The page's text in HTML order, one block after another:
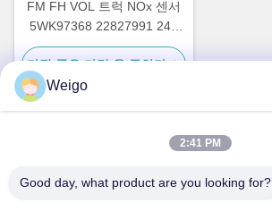
FM FH VOL 트럭 NOx 센서
5WK97368 22827991 24V
12개월 보증
가장 좋은 가격 을 구하라
Weigo
2:41 PM
Good day, what product are you looking for?